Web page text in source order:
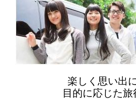
楽しく思い出
目的に応じた旅